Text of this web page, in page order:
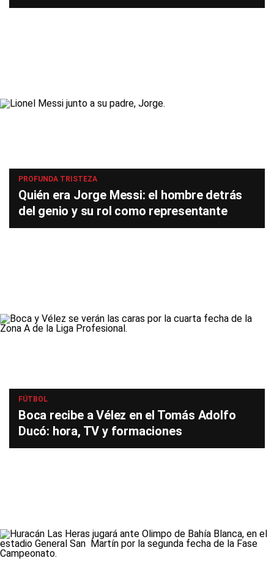
PROFUNDA TRISTEZA
Quién era Jorge Messi: el hombre detrás
del genio y su rol como representante
FÚTBOL
Boca recibe a Vélez en el Tomás Adolfo
Ducó: hora, TV y formaciones